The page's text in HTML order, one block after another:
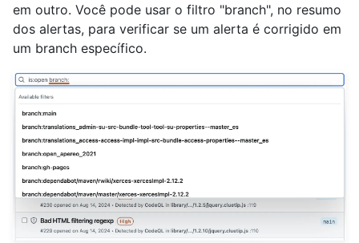
em outro. Você pode usar o filtro "branch", no resumo
dos alertas, para verificar se um alerta é corrigido em
um branch específico.